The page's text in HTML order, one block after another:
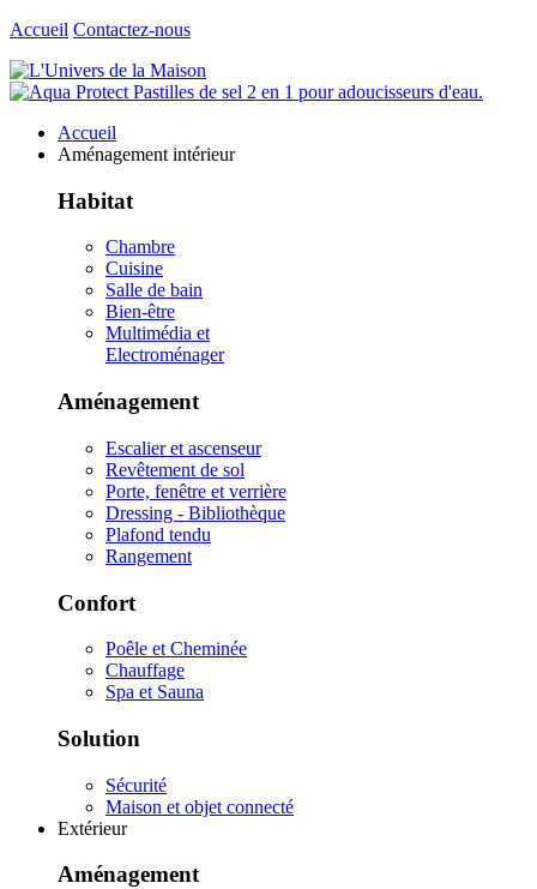
Accueil Contactez-nous
Accueil
Aménagement intérieur
Habitat
Chambre
Cuisine
Salle de bain
Bien-être
Multimédia et
Electroménager
Aménagement
Escalier et ascenseur
Revêtement de sol
Porte, fenêtre et verrière
Dressing - Bibliothèque
Plafond tendu
Rangement
Confort
Poêle et Cheminée
Chauffage
Spa et Sauna
Solution
Sécurité
Maison et objet connecté
Extérieur
Aménagement